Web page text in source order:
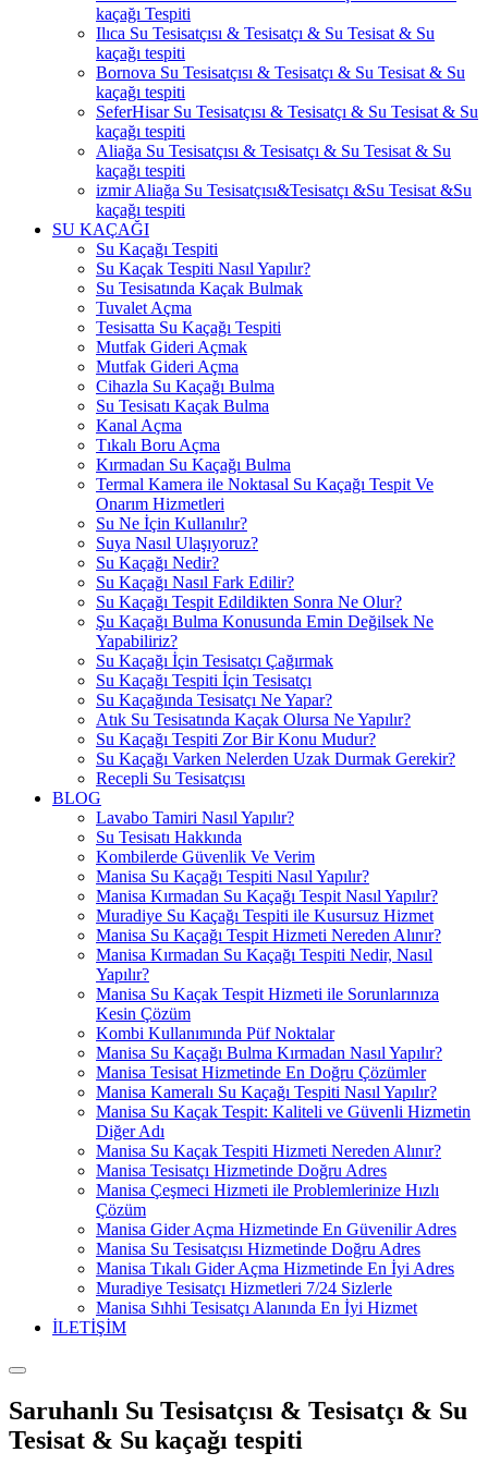
kaçağı Tespiti
Ilıca Su Tesisatçısı & Tesisatçı & Su Tesisat & Su
kaçağı tespiti
Bornova Su Tesisatçısı & Tesisatçı & Su Tesisat & Su
kaçağı tespiti
SeferHisar Su Tesisatçısı & Tesisatçı & Su Tesisat & Su
kaçağı tespiti
Aliağa Su Tesisatçısı & Tesisatçı & Su Tesisat & Su
kaçağı tespiti
izmir Aliağa Su Tesisatçısı&Tesisatçı &Su Tesisat &Su
kaçağı tespiti
SU KAÇAĞI
Su Kaçağı Tespiti
Su Kaçak Tespiti Nasıl Yapılır?
Su Tesisatında Kaçak Bulmak
Tuvalet Açma
Tesisatta Su Kaçağı Tespiti
Mutfak Gideri Açmak
Mutfak Gideri Açma
Cihazla Su Kaçağı Bulma
Su Tesisatı Kaçak Bulma
Kanal Açma
Tıkalı Boru Açma
Kırmadan Su Kaçağı Bulma
Termal Kamera ile Noktasal Su Kaçağı Tespit Ve
Onarım Hizmetleri
Su Ne İçin Kullanılır?
Suya Nasıl Ulaşıyoruz?
Su Kaçağı Nedir?
Su Kaçağı Nasıl Fark Edilir?
Su Kaçağı Tespit Edildikten Sonra Ne Olur?
Şu Kaçağı Bulma Konusunda Emin Değilsek Ne
Yapabiliriz?
Su Kaçağı İçin Tesisatçı Çağırmak
Su Kaçağı Tespiti İçin Tesisatçı
Su Kaçağında Tesisatçı Ne Yapar?
Atık Su Tesisatında Kaçak Olursa Ne Yapılır?
Su Kaçağı Tespiti Zor Bir Konu Mudur?
Su Kaçağı Varken Nelerden Uzak Durmak Gerekir?
Recepli Su Tesisatçısı
BLOG
Lavabo Tamiri Nasıl Yapılır?
Su Tesisatı Hakkında
Kombilerde Güvenlik Ve Verim
Manisa Su Kaçağı Tespiti Nasıl Yapılır?
Manisa Kırmadan Su Kaçağı Tespit Nasıl Yapılır?
Muradiye Su Kaçağı Tespiti ile Kusursuz Hizmet
Manisa Su Kaçağı Tespit Hizmeti Nereden Alınır?
Manisa Kırmadan Su Kaçağı Tespiti Nedir, Nasıl
Yapılır?
Manisa Su Kaçak Tespit Hizmeti ile Sorunlarınıza
Kesin Çözüm
Kombi Kullanımında Püf Noktalar
Manisa Su Kaçağı Bulma Kırmadan Nasıl Yapılır?
Manisa Tesisat Hizmetinde En Doğru Çözümler
Manisa Kameralı Su Kaçağı Tespiti Nasıl Yapılır?
Manisa Su Kaçak Tespit: Kaliteli ve Güvenli Hizmetin
Diğer Adı
Manisa Su Kaçak Tespiti Hizmeti Nereden Alınır?
Manisa Tesisatçı Hizmetinde Doğru Adres
Manisa Çeşmeci Hizmeti ile Problemlerinize Hızlı
Çözüm
Manisa Gider Açma Hizmetinde En Güvenilir Adres
Manisa Su Tesisatçısı Hizmetinde Doğru Adres
Manisa Tıkalı Gider Açma Hizmetinde En İyi Adres
Muradiye Tesisatçı Hizmetleri 7/24 Sizlerle
Manisa Sıhhi Tesisatçı Alanında En İyi Hizmet
İLETİŞİM
Saruhanlı Su Tesisatçısı & Tesisatçı & Su
Tesisat & Su kaçağı tespiti